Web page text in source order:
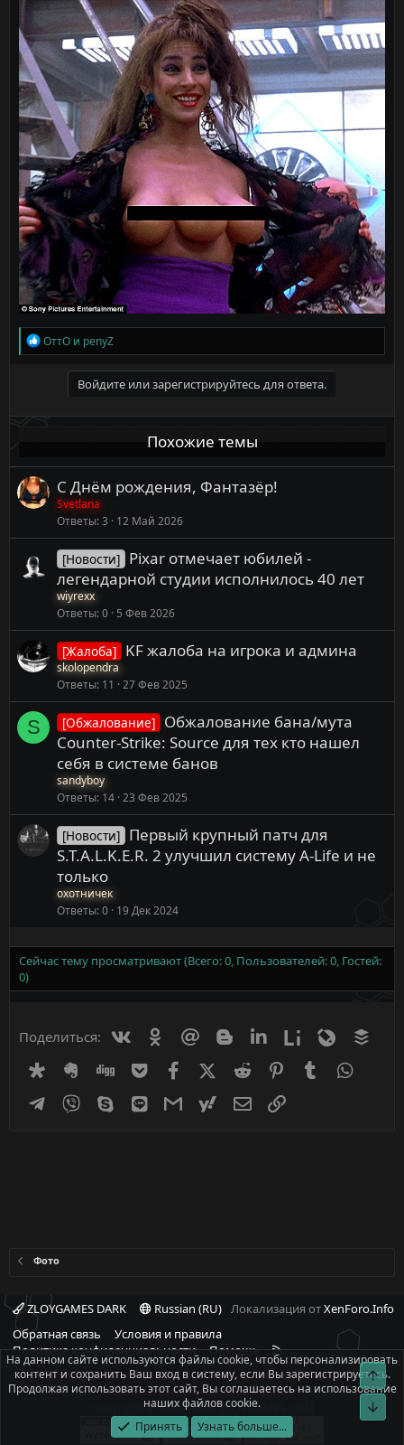
Р
е
ОттО и penyZ
Войдите или зарегистрируйтесь для ответа.
Похожие темы
С Днём рождения, Фантазёр!
Svetlana
Ответы 3 12 Май 2026
[Новости] Pixar отмечает юбилей -
легендарной студии исполнилось 40 лет
wiyrexx
Ответы 0 5 Фев 2026
[Жалоба] KF жалоба на игрока и админа
skolopendra
Ответы 11 27 Фев 2025
S [Обжалование] Обжалование бана/мута
Counter-Strike: Source для тех кто нашел
себя в системе банов
sandyboy
Ответы 14 23 Фев 2025
[Новости] Первый крупный патч для
S.T.A.L.K.E.R. 2 улучшил систему A-Life и не
только
охотничек
Ответы 0 19 Дек 2024
Сейчас тему просматривают (Всего: 0, Пользователей: 0, Гостей:
0)
Поделиться: ВконтактеОдноклассники
Mail.ru BloggerLinkedinLiveinternet
Livejournal
DiasporaEvernoteDigg GetpocketFacebookX (Twitter)
Reddit PinterestTumblr
Telegram
Viber Skype Line GmailyahoomailЭлектронная почта
Фото
ZLOYGAMES DARK Russian (RU) Локализация отXenForo.Info
Обратная связь
Условия и правила
Политика конфиденциальности
Помощь
R
S
S
При полном или частичном использовании материалов сайта -
ссылка на источник обязательна!
Copyright © 2008-2026, ZLOYGAMES.COM
На данном сайте используются файлы cookie, чтобы персонализировать
контент и сохранить Ваш вход в систему, если Вы зарегистрируетесь.
Продолжая использовать этот сайт, Вы соглашаетесь на использование
наших файлов cookie.
Принять
Узнать больше...